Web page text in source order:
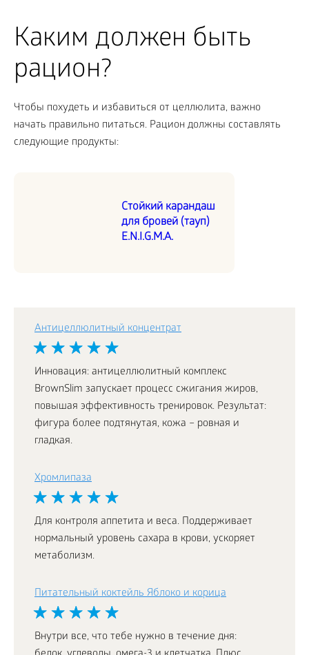
Каким должен быть
рацион?
Чтобы похудеть и избавиться от целлюлита, важно
начать правильно питаться. Рацион должны составлять
следующие продукты:
Стойкий карандаш
для бровей (тауп)
E.N.I.G.M.A.
Антицеллюлитный концентрат
Инновация: антицеллюлитный комплекс
BrownSlim запускает процесс сжигания жиров,
повышая эффективность тренировок. Результат:
фигура более подтянутая, кожа – ровная и
гладкая.
Хромлипаза
Для контроля аппетита и веса. Поддерживает
нормальный уровень сахара в крови, ускоряет
метаболизм.
Питательный коктейль Яблоко и корица
Внутри все, что тебе нужно в течение дня: